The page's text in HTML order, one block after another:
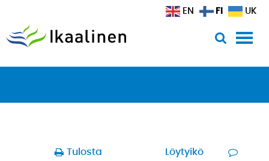
Tulosta
Löytyikö
EN FI UK